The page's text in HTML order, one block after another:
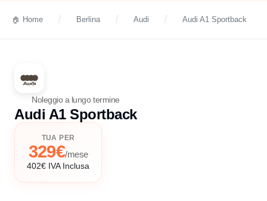
Home Berlina Audi Audi A1 Sportback
Noleggio a lungo termine
Audi A1 Sportback
TUA PER
329€/mese
402€ IVA Inclusa